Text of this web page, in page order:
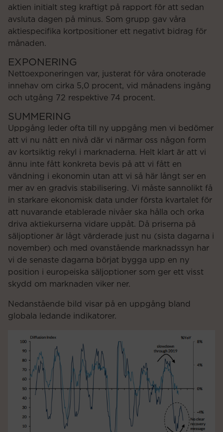
aktien initialt steg kraftigt på rapport för att sedan
avsluta dagen på minus. Som grupp gav våra
aktiespecifika kortpositioner ett negativt bidrag för
månaden.
EXPONERING
Nettoexponeringen var, justerat för våra onoterade
innehav om cirka 5,0 procent, vid månadens ingång
och utgång 72 respektive 74 procent.
SUMMERING
Uppgång leder ofta till ny uppgång men vi bedömer
att vi nu nått en nivå där vi närmar oss någon form
av kortsiktig rekyl i marknaderna. Helt klart är att vi
ännu inte fått konkreta bevis på att vi fått en
vändning i ekonomin utan att vi så här långt ser en
mer av en gradvis stabilisering. Vi måste sannolikt få
in starkare ekonomisk data under första kvartalet för
att nuvarande etablerade nivåer ska hålla och orka
driva aktiekurserna vidare uppåt. Då priserna på
säljoptioner är lågt värderade just nu (sista dagarna i
november) och med ovanstående marknadssyn har
vi de senaste dagarna börjat bygga upp en ny
position i europeiska säljoptioner som ger ett visst
skydd om marknaden viker ner.
Nedanstående bild visar på en uppgång bland
globala ledande indikatorer.